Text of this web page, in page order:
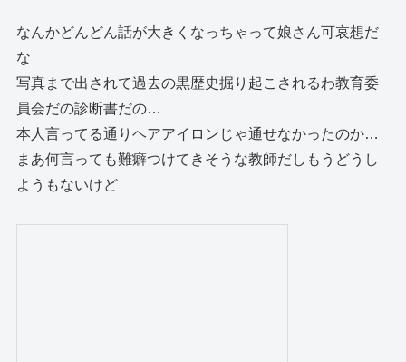
なんかどんどん話が大きくなっちゃって娘さん可哀想だ
な
写真まで出されて過去の黒歴史掘り起こされるわ教育委
員会だの診断書だの…
本人言ってる通りヘアアイロンじゃ通せなかったのか…
まあ何言っても難癖つけてきそうな教師だしもうどうし
ようもないけど